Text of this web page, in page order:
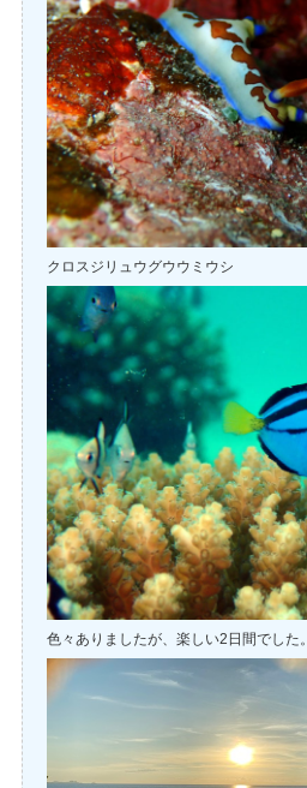
クロスジリュウグウウミウシ
色々ありましたが、楽しい2日間でした。